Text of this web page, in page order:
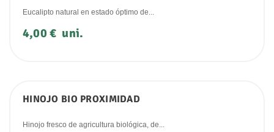
Eucalipto natural en estado óptimo de...
Precio
4,00 € uni.
HINOJO BIO PROXIMIDAD
Hinojo fresco de agricultura biológica, de...